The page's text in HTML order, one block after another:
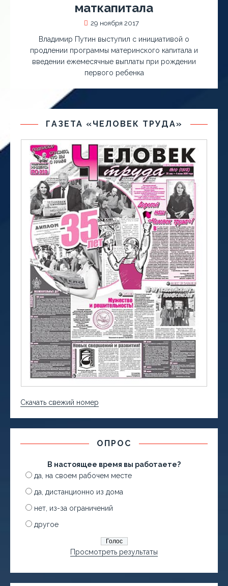
маткапитала
29 ноября 2017
Владимир Путин выступил с инициативой о
продлении программы материнского капитала и
введении ежемесячные выплаты при рождении
первого ребенка
ГАЗЕТА «ЧЕЛОВЕК ТРУДА»
Скачать свежий номер
ОПРОС
В настоящее время вы работаете?
да, на своем рабочем месте
да, дистанционно из дома
нет, из-за ограничений
другое
Просмотреть результаты